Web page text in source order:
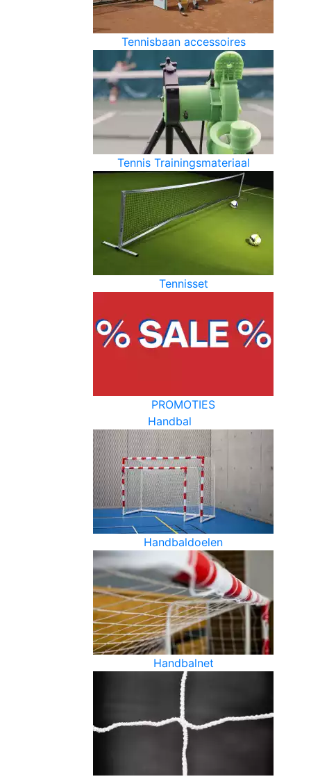
Tennisbaan accessoires
Tennis Trainingsmateriaal
Tennisset
PROMOTIES
Handbal
Handbaldoelen
Handbalnet